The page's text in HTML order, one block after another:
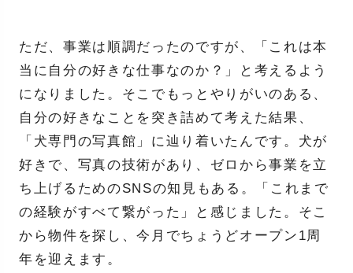
ただ、事業は順調だったのですが、「これは本
当に自分の好きな仕事なのか？」と考えるよう
になりました。そこでもっとやりがいのある、
自分の好きなことを突き詰めて考えた結果、
「犬専門の写真館」に辿り着いたんです。犬が
好きで、写真の技術があり、ゼロから事業を立
ち上げるためのSNSの知見もある。「これまで
の経験がすべて繋がった」と感じました。そこ
から物件を探し、今月でちょうどオープン1周
年を迎えます。